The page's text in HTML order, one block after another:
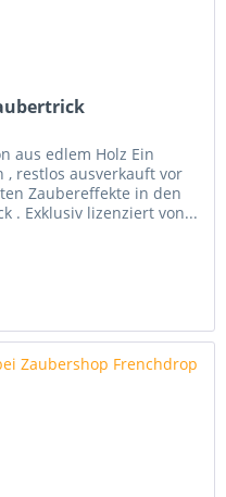
aus edlem Holz Ein
, restlos ausverkauft vor
Zaubereffekte in den
. Exklusiv lizenziert von...